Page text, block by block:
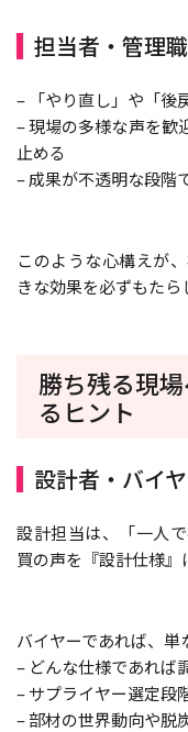
担当者・管理
– 「やり直し」や「後
– 現場の多様な声を歓
止める
– 成果が不透明な段階
このような心構えが
きな効果を必ずもたら
勝ち残る現
るヒント
設計者・バイ
設計担当は、「一人
買の声を『設計仕様』
バイヤーであれば、単
– どんな仕様であれば
– サプライヤー選定段
– 部材の世界動向や脱